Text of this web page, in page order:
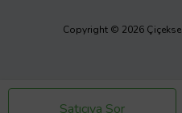
Satıcıya Sor
Copyright © 2026